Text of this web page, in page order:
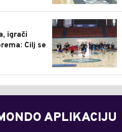
0
igrači
Cilj se
APLIKACIJU